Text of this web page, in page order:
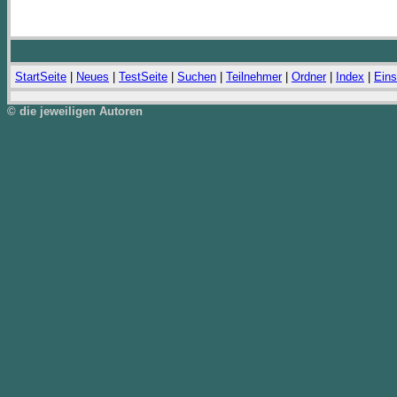
StartSeite Neues TestSeite Suchen Teilnehmer| Ordner| Index
© die jeweiligen Autoren